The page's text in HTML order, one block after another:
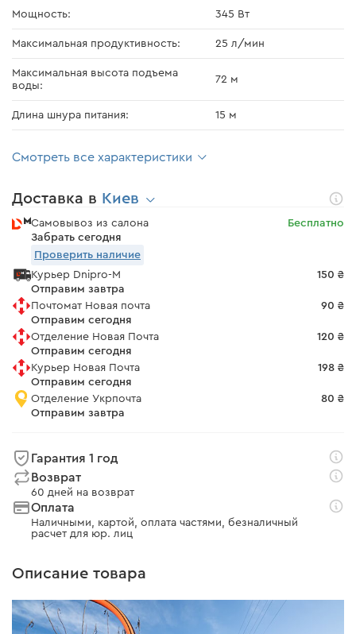
Мощность: 345 Вт
Максимальная продуктивность: 25 л/мин
Максимальная высота подъема
воды:
72 м
Длина шнура питания: 15 м
Смотреть все характеристики
Доставка в Киев
Самовывоз из салона
Забрать сегодня
Бесплатно
Проверить наличие
Курьер Dnipro-M
Отправим завтра
150 ₴
Почтомат Новая почта
Отправим сегодня
90 ₴
Отделение Новая Почта
Отправим сегодня
120 ₴
Курьер Новая Почта
Отправим сегодня
198 ₴
Отделение Укрпочта
Отправим завтра
80 ₴
Гарантия 1 год
Возврат
60 дней на возврат
Оплата
Наличными, картой, оплата частями, безналичный
расчет для юр. лиц
Описание товара